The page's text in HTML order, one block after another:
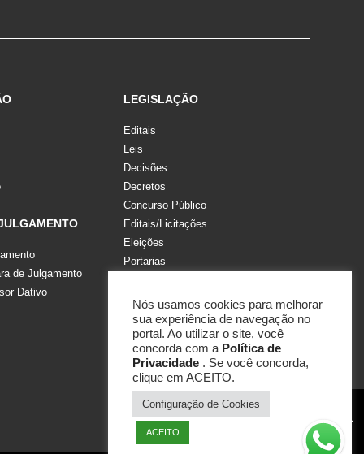
de Julgamento
Dativo
LEGISLAÇÃO
Editais
Leis
Decisões
Decretos
Concurso Público
Editais/Licitações
Eleições
Portarias
Resoluções
Nós usamos cookies para melhorar
sua experiência de navegação no
portal. Ao utilizar o site, você
concorda com a Política de
Privacidade . Se você concorda,
clique em ACEITO.
Configuração de Cookies
ACEITO